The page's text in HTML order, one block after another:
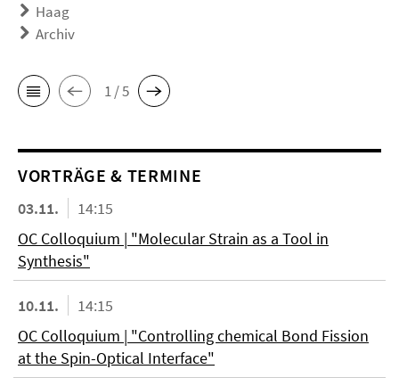
Haag
Archiv
1 / 5
VORTRÄGE & TERMINE
03.11.
14:15
OC Colloquium | "Molecular Strain as a Tool in
Synthesis"
10.11.
14:15
OC Colloquium | "Controlling chemical Bond Fission
at the Spin-Optical Interface"